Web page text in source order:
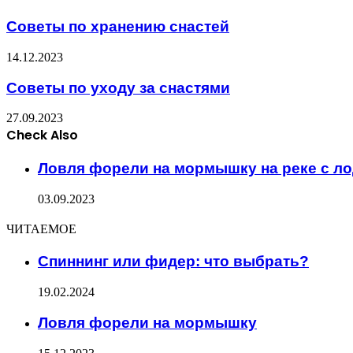
Советы по хранению снастей
14.12.2023
Советы по уходу за снастями
27.09.2023
Check Also
Ловля форели на мормышку на реке с
03.09.2023
ЧИТАЕМОЕ
Спиннинг или фидер: что выбрать?
19.02.2024
Ловля форели на мормышку